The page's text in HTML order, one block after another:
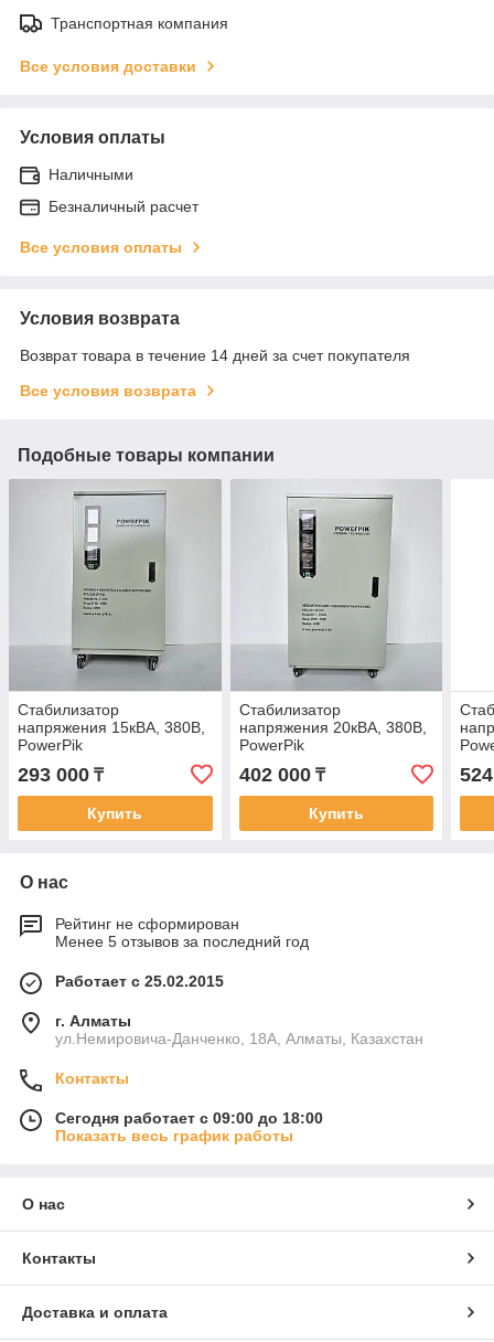
Транспортная компания
Все условия доставки
Условия оплаты
Наличными
Безналичный расчет
Все условия оплаты
Условия возврата
Возврат товара в течение 14 дней за счет покупателя
Все условия возврата
Подобные товары компании
Стабилизатор
напряжения 15кВА, 380В,
PowerPik
293 000 ₸
Купить
Стабилизатор
напряжения 20кВА, 380В,
PowerPik
402 000₸
Купить
О нас
Рейтинг не сформирован
Менее 5 отзывов за последний год
Работает с 25.02.2015
г. Алматы
ул.Немировича-Данченко, 18А, Алматы, Казахстан
Контакты
Сегодня работает с 09:00 до 18:00
Показать весь график работы
О нас
Контакты
Доставка и оплата